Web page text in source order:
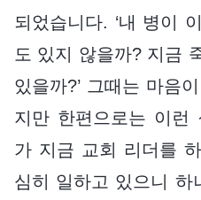
되었습니다. ‘내 병이
도 있지 않을까? 지금
있을까?’ 그때는 마음
지만 한편으로는 이런
가 지금 교회 리더를
심히 일하고 있으니 하